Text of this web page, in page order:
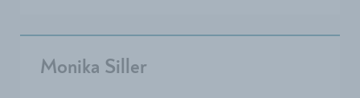
Monika Siller